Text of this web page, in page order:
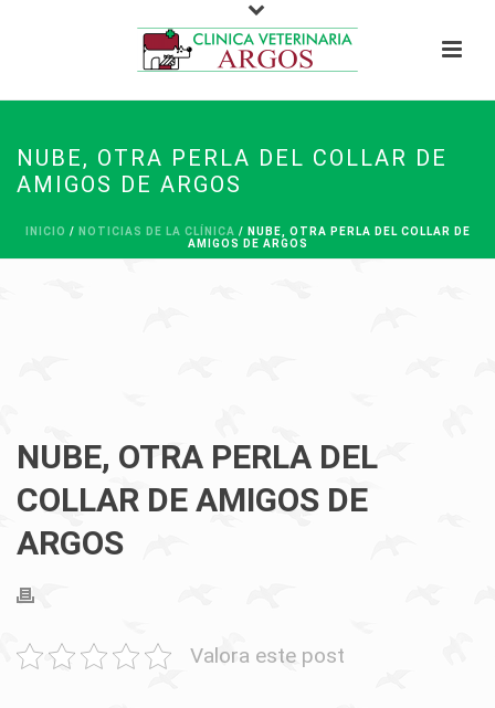
NUBE, OTRA PERLA DEL COLLAR DE
AMIGOS DE ARGOS
INICIO / NOTICIAS DE LA CLÍNICA / NUBE, OTRA PERLA DEL COLLAR DE
AMIGOS DE ARGOS
NUBE, OTRA PERLA DEL
COLLAR DE AMIGOS DE
ARGOS
Valora este post